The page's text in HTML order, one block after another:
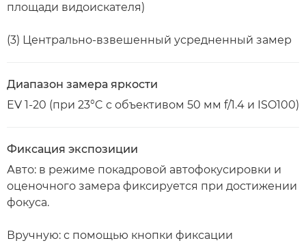
площади видоискателя)
(3) Центрально-взвешенный усредненный замер
Диапазон замера яркости
EV 1-20 (при 23°C с объективом 50 мм f/1.4 и ISO100)
Фиксация экспозиции
Авто: в режиме покадровой автофокусировки и
оценочного замера фиксируется при достижении
фокуса.
Вручную: с помощью кнопки фиксации